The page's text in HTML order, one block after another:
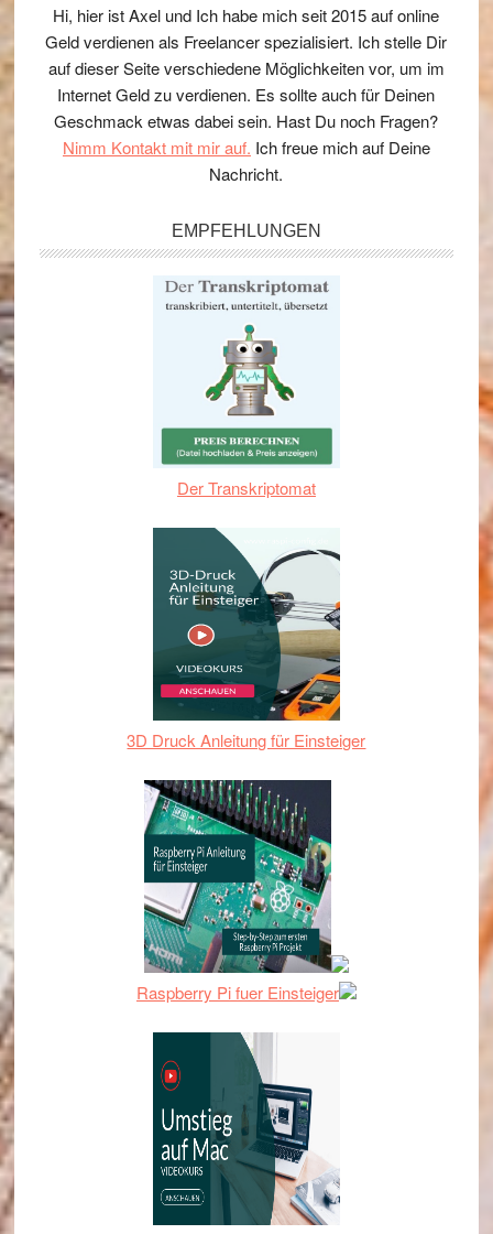
Hi, hier ist Axel und Ich habe mich seit 2015 auf online
Geld verdienen als Freelancer spezialisiert. Ich stelle Dir
auf dieser Seite verschiedene Möglichkeiten vor, um im
Internet Geld zu verdienen. Es sollte auch für Deinen
Geschmack etwas dabei sein. Hast Du noch Fragen?
Nimm Kontakt mit mir auf. Ich freue mich auf Deine
Nachricht.
EMPFEHLUNGEN
Der Transkriptomat
3D Druck Anleitung für Einsteiger
Raspberry Pi fuer Einsteiger